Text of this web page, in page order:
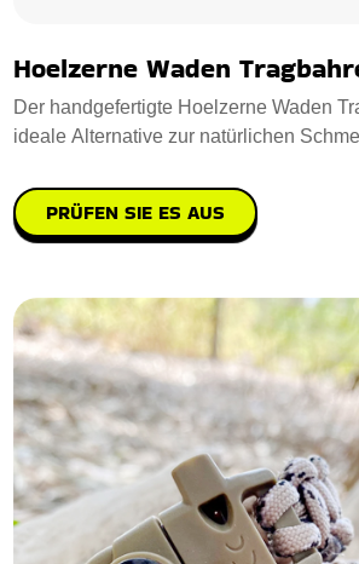
Hoelzerne Waden
Der handgefertigte Hoelzerne Waden
ideale Alternative zur natürlichen
PRÜFEN SIE ES AUS